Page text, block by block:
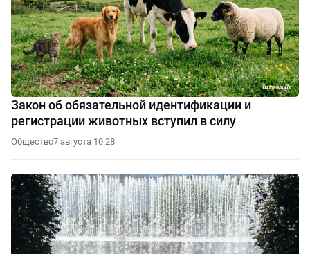
Закон об обязательной идентификации и
регистрации животных вступил в силу
Общество7 августа 10:28